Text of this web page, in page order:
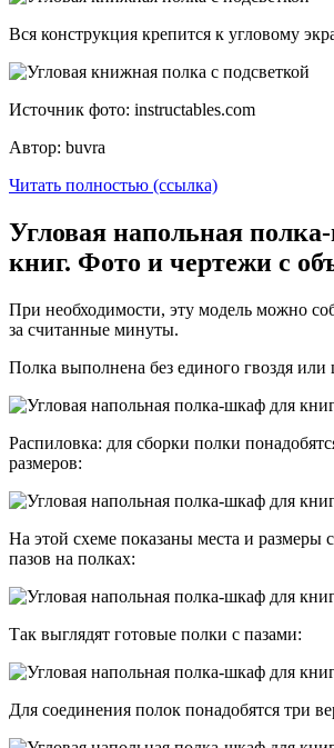
Вся конструкция крепится к угловому
Источник фото: instructables.com
Автор: buvra
Читать полностью (ссылка)
Угловая напольная
книг. Фото и чертежи с
При необходимости, эту модель можно
за считанные минуты.
Полка выполнена без единого гвоздя или
Распиловка: для сборки полки
размеров:
На этой схеме показаны места и размеры
пазов на полках:
Так выглядят готовые полки с пазами:
Для соединения полок понадобятся три